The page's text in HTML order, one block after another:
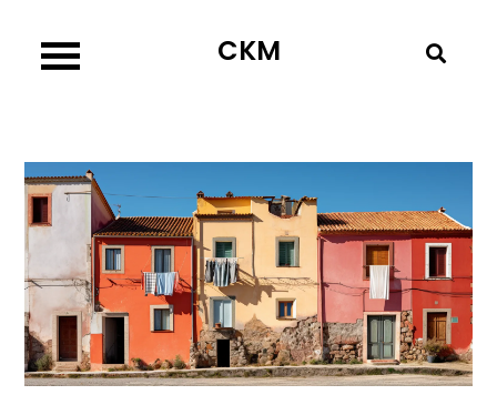
content
CKM